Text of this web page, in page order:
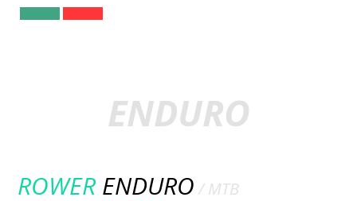
ENDURO
ROWER ENDURO / MTB